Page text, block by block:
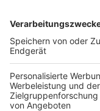
Besonders hohe
es nach Angaben
Frechen und
die trotz Corona-
Hürth im zweiten
Millionen Euro